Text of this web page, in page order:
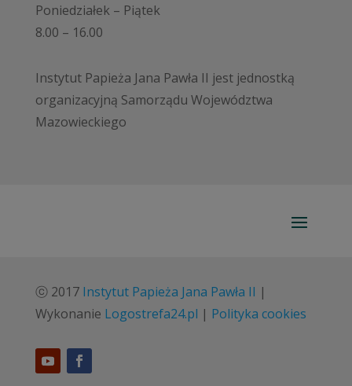
Poniedziałek – Piątek
8.00 – 16.00
Instytut Papieża Jana Pawła II jest jednostką
organizacyjną Samorządu Województwa
Mazowieckiego
ⓒ 2017 Instytut Papieża Jana Pawła II |
Wykonanie Logostrefa24.pl | Polityka cookies